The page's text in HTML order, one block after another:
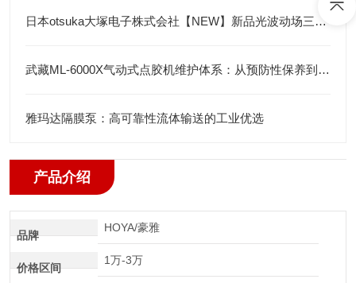
日本otsuka大塚电子株式会社【NEW】新品光波动场三次元显微镜MINUK
武藏ML-6000X气动式点胶机维护体系：从预防性保养到智能运维
雅玛达隔膜泵：高可靠性流体输送的工业优选
产品介绍
品牌
HOYA/豪雅
价格区间
1万-3万